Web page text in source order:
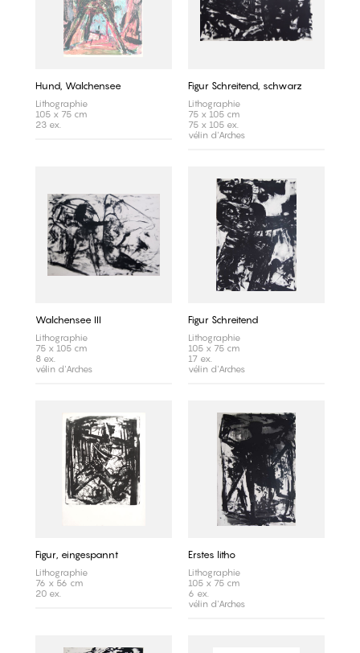
Hund, Walchensee
Lithographie
105 x 75 cm
23 ex.
Figur Schreitend, schwarz
Lithographie
75 x 105 cm
75 x 105 ex.
vélin d'Arches
Walchensee III
Lithographie
75 x 105 cm
8 ex.
vélin d'Arches
Figur Schreitend
Lithographie
105 x 75 cm
17 ex.
vélin d'Arches
Figur, eingespannt
Lithographie
76 x 56 cm
20 ex.
Erstes litho
Lithographie
105 x 75 cm
6 ex.
vélin d'Arches